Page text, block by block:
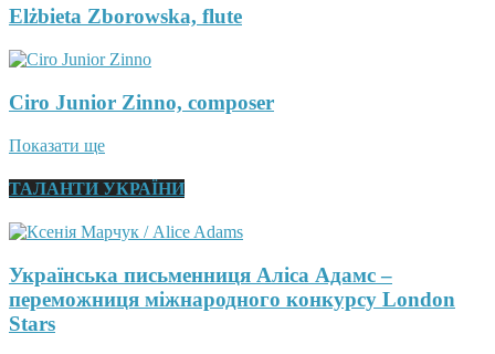
Elżbieta Zborowska, flute
Ciro Junior Zinno, composer
Показати ще
ТАЛАНТИ УКРАЇНИ
Українська письменниця Аліса Адамс –
переможниця міжнародного конкурсу London
Stars